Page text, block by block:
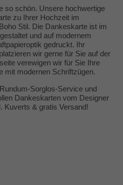
so schön. Unsere hochwertige
zu Ihrer Hochzeit im
Stil. Die Dankeskarte ist im
und auf modernem
gedruckt. Ihr
wir gerne für Sie auf der
verewigen wir für Sie Ihre
mit modernen Schriftzügen.
Sorglos-Service und
Dankeskarten vom Designer
& gratis Versand!